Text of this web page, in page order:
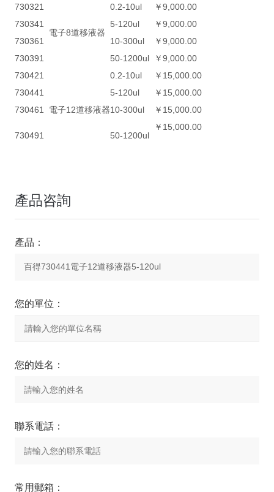
730321
電子8道移液器
0.2-10ul
￥9,000.00
730341
5-120ul
￥9,000.00
730361
10-300ul
￥9,000.00
730391
50-1200ul
￥9,000.00
730421
電子12道移液器
0.2-10ul
￥15,000.00
730441
5-120ul
￥15,000.00
730461
10-300ul ￥15,000.00
730491 50-1200ul
￥15,000.00
產品咨詢
產品：
您的單位：
您的姓名：
聯系電話：
常用郵箱：